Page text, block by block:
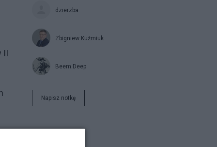
II
dzierzba
Zbigniew Kuźmiuk
Beem.Deep
Napisz notkę